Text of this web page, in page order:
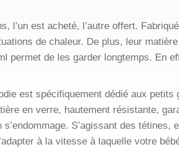
l’un est acheté, l’autre offert.
de chaleur. De plus, leur
permet de les garder longtemps. En
est spécifiquement dédié aux
en verre, hautement résistante,
S’agissant des tétines,
à la vitesse à laquelle votre